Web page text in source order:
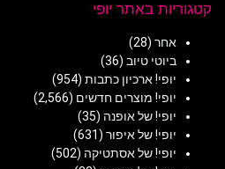
קטגוריות באתר יופי
אחר (28)
ביוטי טיוב (36)
יופי! ארכיון כתבות (954)
יופי! מוצרים חדשים (2,566)
יופי! של אופנה (35)
יופי! של איפור (631)
יופי! של אסתטיקה (502)